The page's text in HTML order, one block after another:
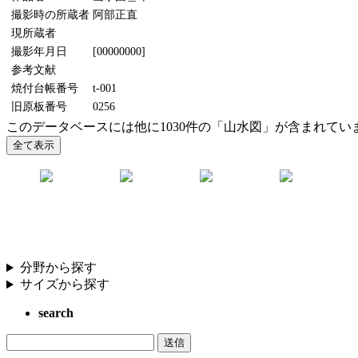
撮影時の所蔵者 阿部正直
現所蔵者
撮影年月日
[00000000]
参考文献
焼付台帳番号
t-001
旧原板番号
0256
このデータベースには他に1030件の「山水図」が含まれてい
分野から探す
サイズから探す
search